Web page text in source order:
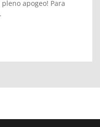
apogeo! Para